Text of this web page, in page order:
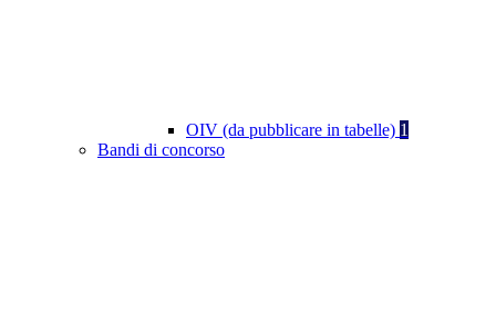
OIV (da pubblicare in tabelle) 1
Bandi di concorso